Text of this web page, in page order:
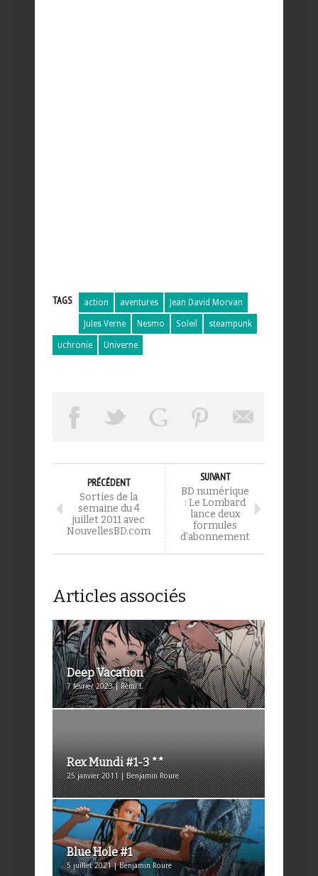
TAGS action aventures Jean David Morvan
Jules Verne Nesmo Soleil steampunk
uchronie Univerne
PRÉCÉDENT
Sorties de la
semaine du 4
juillet 2011 avec
NouvellesBD.com
SUIVANT
BD numérique
: Le Lombard
lance deux
formules
d’abonnement
Articles associés
Deep Vacation
7 février 2023 | Rémi I.
Rex Mundi #1-3 **
25 janvier 2011 | Benjamin Roure
Blue Hole #1
5 juillet 2021 | Benjamin Roure